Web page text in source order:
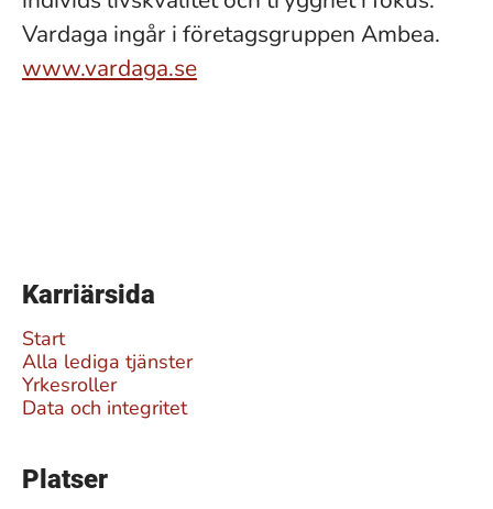
Vardaga ingår i företagsgruppen Ambea.
www.vardaga.se
Karriärsida
Start
Alla lediga tjänster
Yrkesroller
Data och integritet
Platser